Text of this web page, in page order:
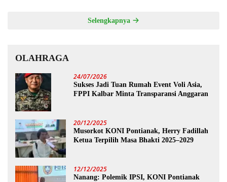
Selengkapnya
OLAHRAGA
24/07/2026
Sukses Jadi Tuan Rumah Event Voli Asia,
FPPI Kalbar Minta Transparansi Anggaran
20/12/2025
Musorkot KONI Pontianak, Herry Fadillah
Ketua Terpilih Masa Bhakti 2025–2029
12/12/2025
Nanang: Polemik IPSI, KONI Pontianak